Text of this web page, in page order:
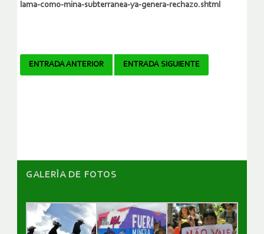
lama-como-mina-subterranea-ya-genera-rechazo.shtml
Navegador
ENTRADA ANTERIOR ENTRADA SIGUIENTE
GALERÌA DE FOTOS